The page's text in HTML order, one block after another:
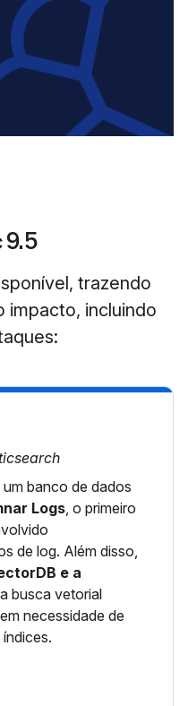
9.5
trazendo
impacto, incluindo
banco de dados
Logs, o primeiro
de log. Além disso,
e a
busca vetorial
necessidade de